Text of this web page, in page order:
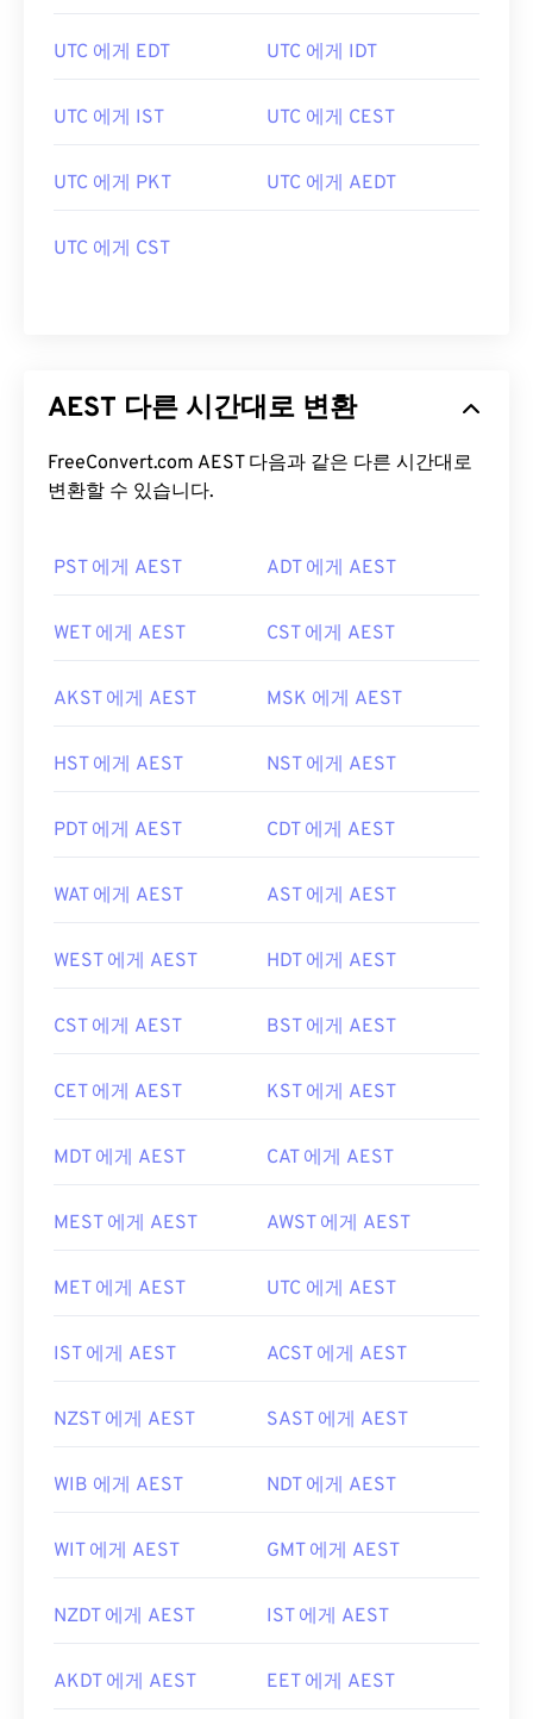
UTC 에게 EDT UTC 에게 IDT
UTC 에게 IST UTC 에게 CEST
UTC 에게 PKT UTC 에게 AEDT
UTC 에게 CST
AEST 다른 시간대로 변환
FreeConvert.com AEST 다음과 같은 다른 시간대로
변환할 수 있습니다.
PST 에게 AEST ADT 에게 AEST
WET 에게 AEST CST 에게 AEST
AKST 에게 AEST MSK 에게 AEST
HST 에게 AEST NST 에게 AEST
PDT 에게 AEST CDT 에게 AEST
WAT 에게 AEST AST 에게 AEST
WEST 에게 AEST HDT 에게 AEST
CST 에게 AEST BST 에게 AEST
CET 에게 AEST KST 에게 AEST
MDT 에게 AEST CAT 에게 AEST
MEST 에게 AEST AWST 에게 AEST
MET 에게 AEST UTC 에게 AEST
IST 에게 AEST ACST 에게 AEST
NZST 에게 AEST SAST 에게 AEST
WIB 에게 AEST NDT 에게 AEST
WIT 에게 AEST GMT 에게 AEST
NZDT 에게 AEST IST 에게 AEST
AKDT 에게 AEST EET 에게 AEST